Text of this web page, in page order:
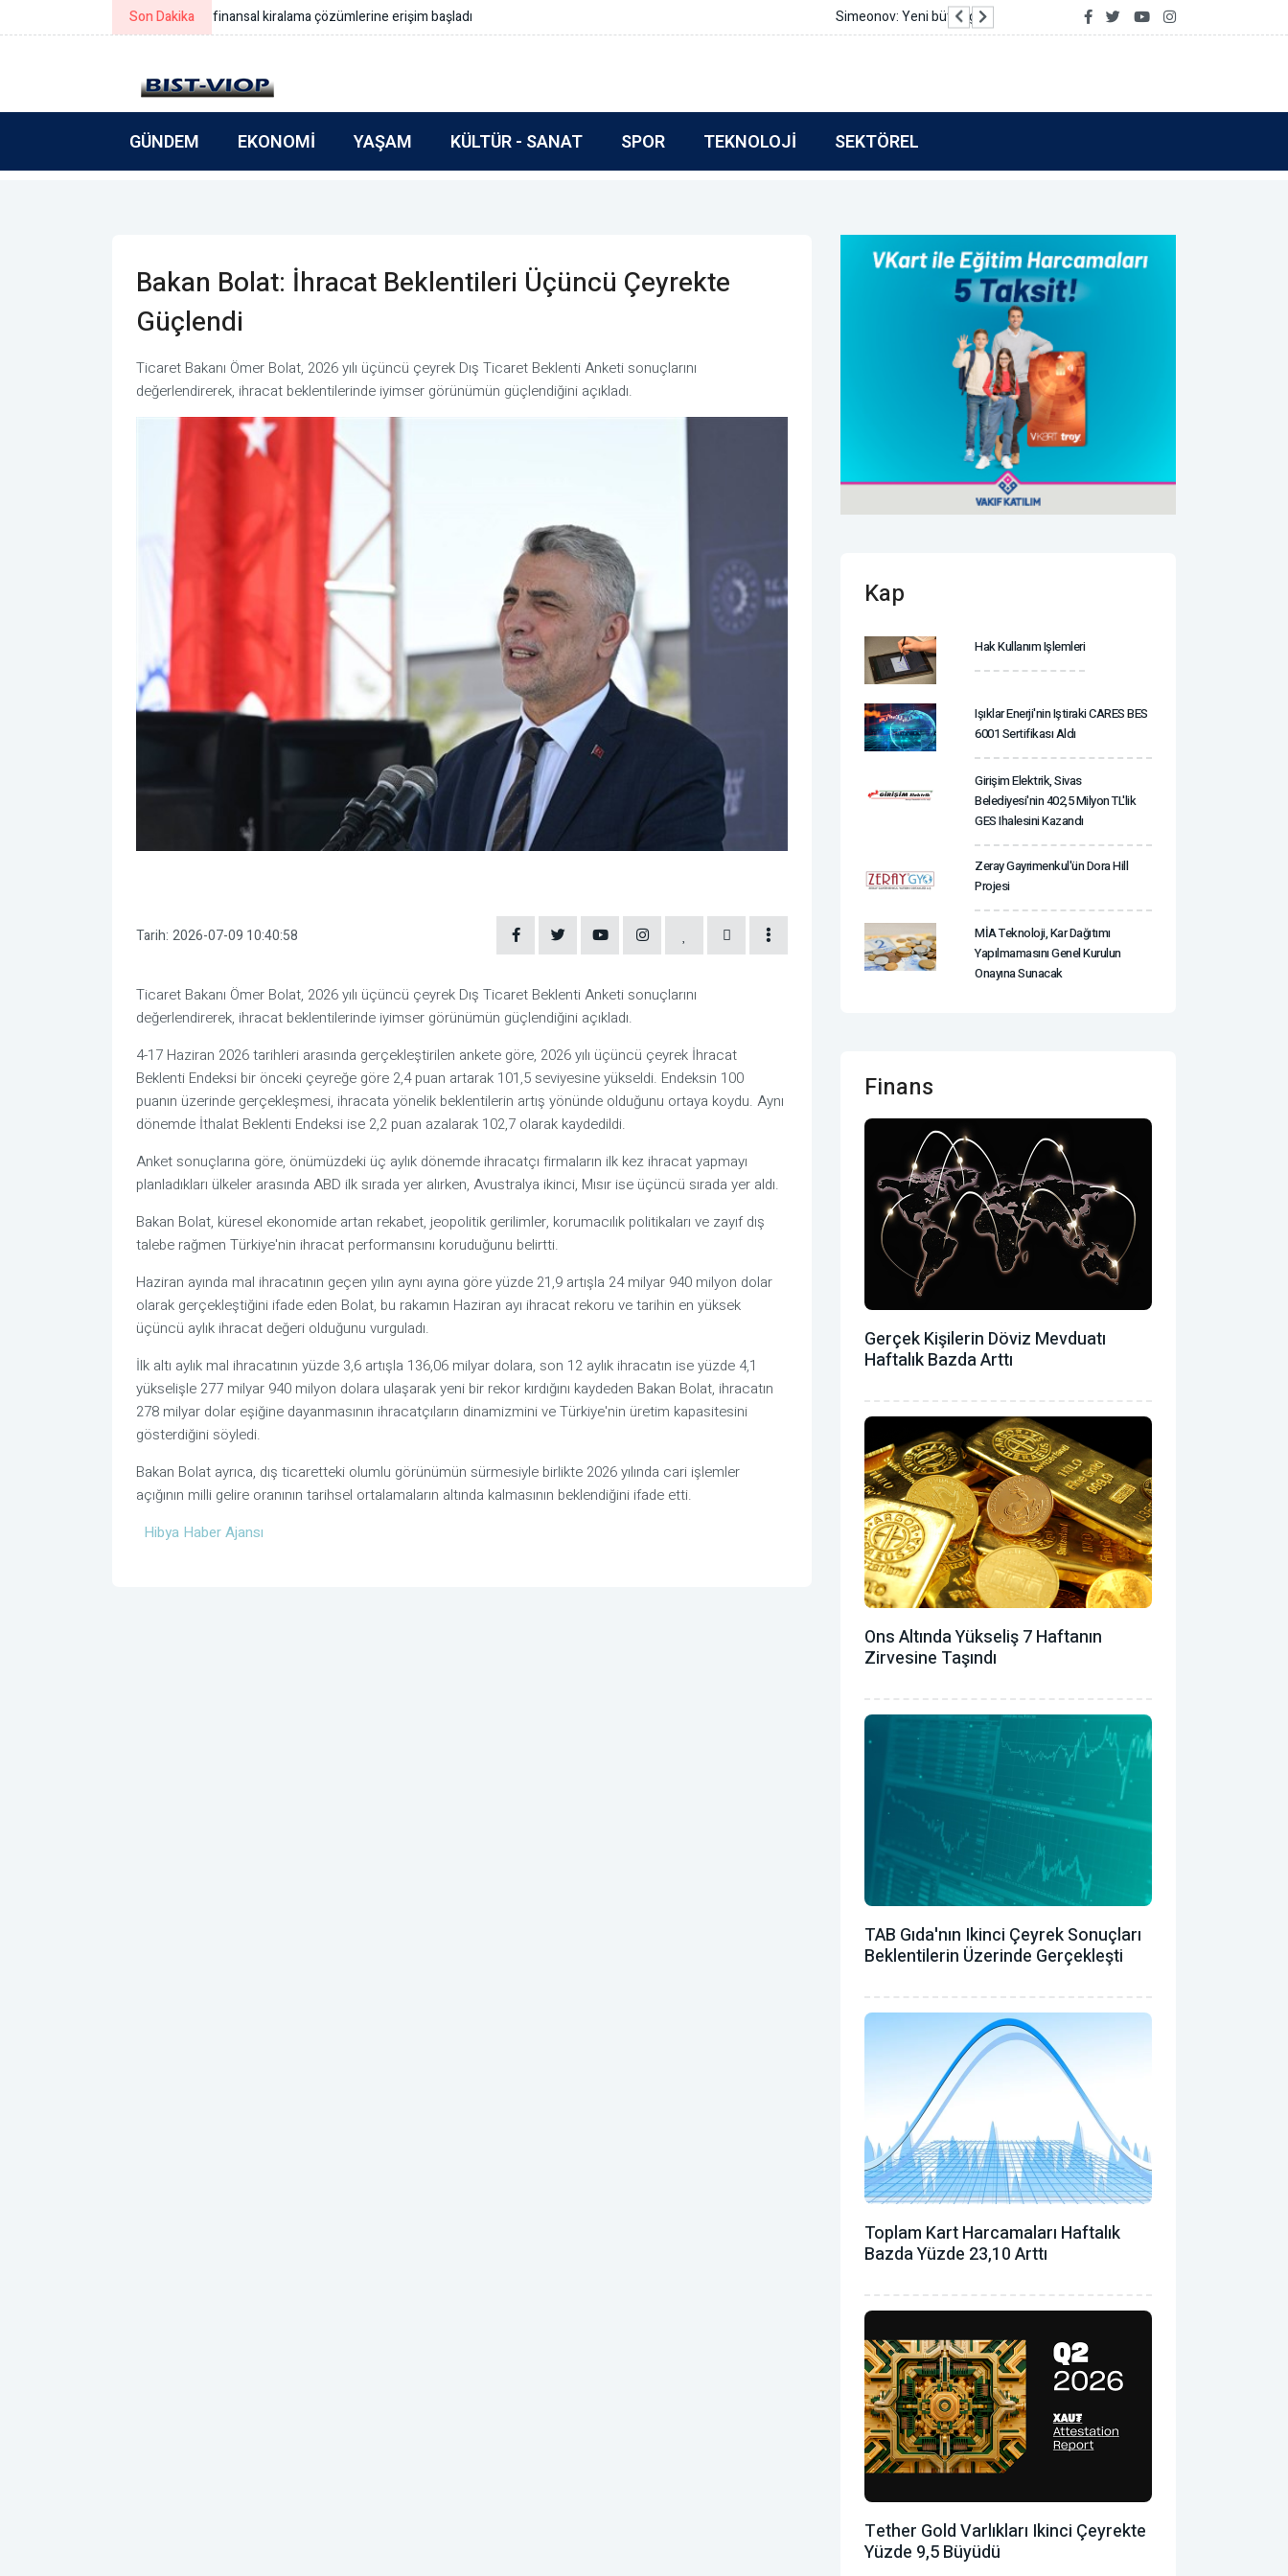
Son Dakika Simeonov: Yeni bütçe gerçek reformlar içermeli Vakıf Katılım’dan Tamamla Kazan
GÜNDEM EKONOMI YAŞAM KÜLTÜR - SANAT SPOR TEKNOLOJI SEKTÖREL
Bakan Bolat: İhracat Beklentileri Üçüncü Çeyrekte
Güçlendi
Ticaret Bakanı Ömer Bolat, 2026 yılı üçüncü çeyrek Dış Ticaret Beklenti Anketi sonuçlarını
değerlendirerek, ihracat beklentilerinde iyimser görünümün güçlendiğini açıkladı.
Tarih: 2026-07-09 10:40:58
Ticaret Bakanı Ömer Bolat, 2026 yılı üçüncü çeyrek Dış Ticaret Beklenti Anketi sonuçlarını
değerlendirerek, ihracat beklentilerinde iyimser görünümün güçlendiğini açıkladı.
4-17 Haziran 2026 tarihleri arasında gerçekleştirilen ankete göre, 2026 yılı üçüncü çeyrek İhracat
Beklenti Endeksi bir önceki çeyreğe göre 2,4 puan artarak 101,5 seviyesine yükseldi. Endeksin 100
puanın üzerinde gerçekleşmesi, ihracata yönelik beklentilerin artış yönünde olduğunu ortaya koydu. Aynı
dönemde İthalat Beklenti Endeksi ise 2,2 puan azalarak 102,7 olarak kaydedildi.
Anket sonuçlarına göre, önümüzdeki üç aylık dönemde ihracatçı firmaların ilk kez ihracat yapmayı
planladıkları ülkeler arasında ABD ilk sırada yer alırken, Avustralya ikinci, Mısır ise üçüncü sırada yer aldı.
Bakan Bolat, küresel ekonomide artan rekabet, jeopolitik gerilimler, korumacılık politikaları ve zayıf dış
talebe rağmen Türkiye'nin ihracat performansını koruduğunu belirtti.
Haziran ayında mal ihracatının geçen yılın aynı ayına göre yüzde 21,9 artışla 24 milyar 940 milyon dolar
olarak gerçekleştiğini ifade eden Bolat, bu rakamın Haziran ayı ihracat rekoru ve tarihin en yüksek
üçüncü aylık ihracat değeri olduğunu vurguladı.
İlk altı aylık mal ihracatının yüzde 3,6 artışla 136,06 milyar dolara, son 12 aylık ihracatın ise yüzde 4,1
yükselişle 277 milyar 940 milyon dolara ulaşarak yeni bir rekor kırdığını kaydeden Bakan Bolat, ihracatın
278 milyar dolar eşiğine dayanmasının ihracatçıların dinamizmini ve Türkiye'nin üretim kapasitesini
gösterdiğini söyledi.
Bakan Bolat ayrıca, dış ticaretteki olumlu görünümün sürmesiyle birlikte 2026 yılında cari işlemler
açığının milli gelire oranının tarihsel ortalamaların altında kalmasının beklendiğini ifade etti.
Hibya Haber Ajansı
Kap
Hak Kullanım Işlemleri
Işıklar Enerji'nin Iştiraki CARES BES
6001 Sertifikası Aldı
Girişim Elektrik, Sivas
Belediyesi'nin 402,5 Milyon TL'lik
GES Ihalesini Kazandı
Zeray Gayrimenkul'ün Dora Hill
Projesi
MİA Teknoloji, Kar Dağıtımı
Yapılmamasını Genel Kurulun
Onayına Sunacak
Finans
Gerçek Kişilerin Döviz Mevduatı
Haftalık Bazda Arttı
Ons Altında Yükseliş 7 Haftanın
Zirvesine Taşındı
TAB Gıda'nın Ikinci Çeyrek Sonuçları
Beklentilerin Üzerinde Gerçekleşti
Toplam Kart Harcamaları Haftalık
Bazda Yüzde 23,10 Arttı
Tether Gold Varlıkları Ikinci Çeyrekte
Yüzde 9,5 Büyüdü